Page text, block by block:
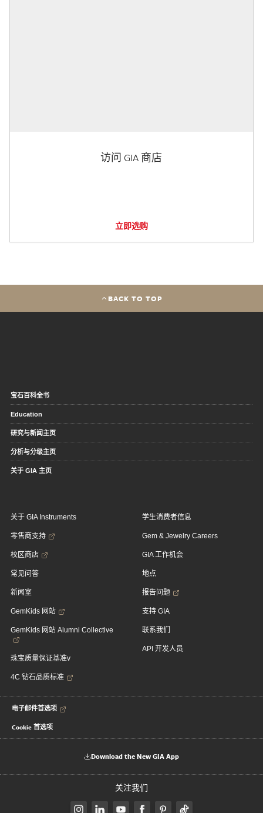
访问 GIA 商店
立即选购
BACK TO TOP
宝石百科全书
Education
研究与新闻主页
分析与分级主页
关于 GIA 主页
关于 GIA Instruments
零售商支持
校区商店
常见问答
新闻室
GemKids 网站
GemKids 网站 Alumni Collective
珠宝质量保证基准v
4C 钻石品质标准
学生消费者信息
Gem & Jewelry Careers
GIA 工作机会
地点
报告问题
支持 GIA
联系我们
API 开发人员
电子邮件首选项
Cookie 首选项
Download the New GIA App
关注我们